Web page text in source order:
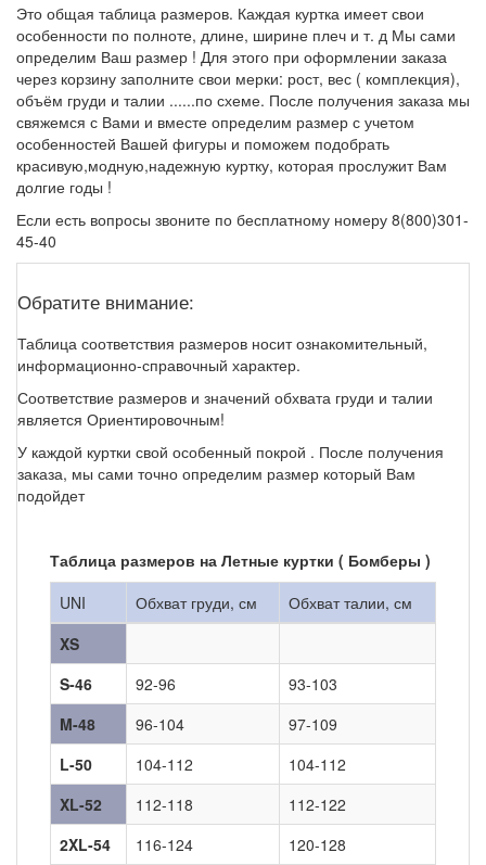
Это общая таблица размеров. Каждая куртка имеет свои
особенности по полноте, длине, ширине плеч и т. д Мы сами
определим Ваш размер ! Для этого при оформлении заказа
через корзину заполните свои мерки: рост, вес ( комплекция),
объём груди и талии ......по схеме. После получения заказа мы
свяжемся с Вами и вместе определим размер с учетом
особенностей Вашей фигуры и поможем подобрать
красивую,модную,надежную куртку, которая прослужит Вам
долгие годы !
Если есть вопросы звоните по бесплатному номеру 8(800)301-
45-40
Обратите внимание:
Таблица соответствия размеров носит ознакомительный,
информационно-справочный характер.
Соответствие размеров и значений обхвата груди и талии
является Ориентировочным!
У каждой куртки свой особенный покрой . После получения
заказа, мы сами точно определим размер который Вам
подойдет
Таблица размеров на Летные куртки ( Бомберы )
UNI
Обхват груди, см
Обхват талии, см
XS
S-46
92-96
93-103
M-48
96-104
97-109
L-50
104-112
104-112
XL-52
112-118
112-122
2XL-54
116-124
120-128